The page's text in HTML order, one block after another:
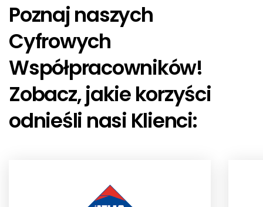
Poznaj naszych
Cyfrowych
Współpracowników!
Zobacz, jakie korzyści
odnieśli nasi Klienci: